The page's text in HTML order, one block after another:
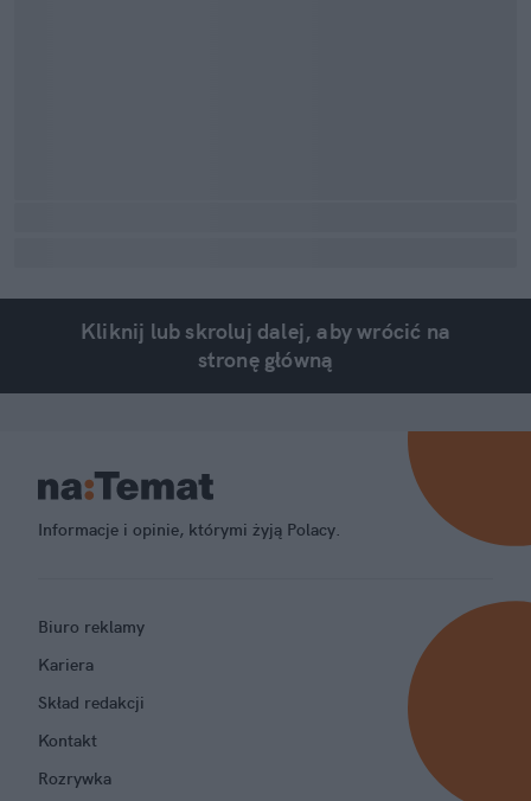
Kliknij lub skroluj dalej, aby wrócić na
stronę główną
Informacje i opinie, którymi żyją Polacy.
Biuro reklamy
Kariera
Skład redakcji
Kontakt
Rozrywka